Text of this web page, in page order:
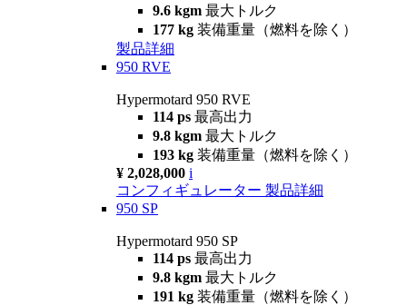
9.6 kgm 最大トルク
177 kg 装備重量（燃料を除く）
製品詳細
950 RVE
Hypermotard 950 RVE
114 ps 最高出力
9.8 kgm 最大トルク
193 kg 装備重量（燃料を除く）
¥ 2,028,000 i
コンフィギュレーター 製品詳細
950 SP
Hypermotard 950 SP
114 ps 最高出力
9.8 kgm 最大トルク
191 kg 装備重量（燃料を除く）